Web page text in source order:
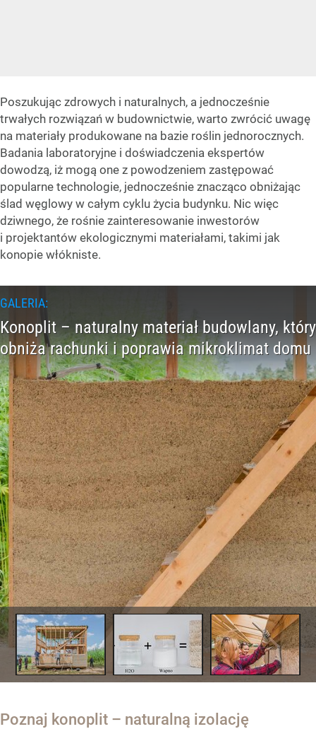
Poszukując zdrowych i naturalnych, a jednocześnie
trwałych rozwiązań w budownictwie, warto zwrócić uwagę
na materiały produkowane na bazie roślin jednorocznych.
Badania laboratoryjne i doświadczenia ekspertów
dowodzą, iż mogą one z powodzeniem zastępować
popularne technologie, jednocześnie znacząco obniżając
ślad węglowy w całym cyklu życia budynku. Nic więc
dziwnego, że rośnie zainteresowanie inwestorów
i projektantów ekologicznymi materiałami, takimi jak
konopie włókniste.
Poznaj konoplit – naturalną izolację